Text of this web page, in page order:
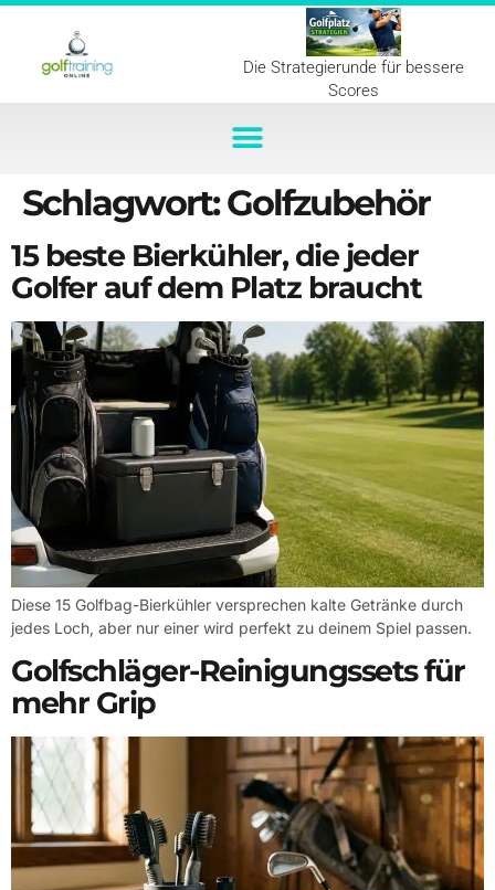
Die Strategierunde für bessere
Scores
Schlagwort:Golfzubehör
15 beste Bierkühler, die jeder
Golfer auf dem Platz braucht
Diese 15 Golfbag-Bierkühler versprechen kalte Getränke durch
jedes Loch, aber nur einer wird perfekt zu deinem Spiel passen.
Golfschläger-Reinigungssets für
mehr Grip